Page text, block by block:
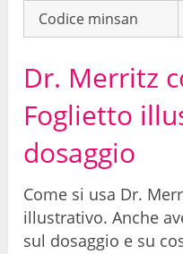
Codice minsan
Dr. Merritz
Foglietto
dosaggio
Come si usa Dr.
illustrativo. Anche
sul dosaggio e su